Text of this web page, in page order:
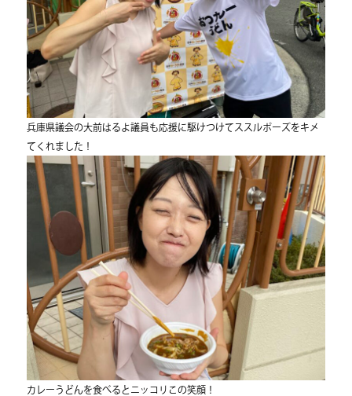
兵庫県議会の大前はるよ議員も応援に駆けつけてススルポーズをキメ
てくれました！
カレーうどんを食べるとニッコリこの笑顔！